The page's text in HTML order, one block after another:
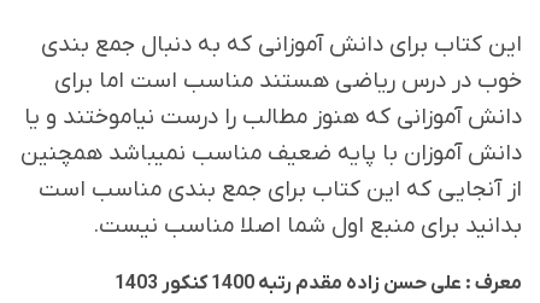
این کتاب برای دانش آموزانی که به دنبال جمع بندی
خوب در درس ریاضی هستند مناسب است اما برای
دانش آموزانی که هنوز مطالب را درست نیاموختند و یا
دانش آموزان با پایه ضعیف مناسب نمیباشد همچنین
از آنجایی که این کتاب برای جمع بندی مناسب است
بدانید برای منبع اول شما اصلا مناسب نیست.
معرف : علی حسن زاده مقدم رتبه 1400 کنکور 1403